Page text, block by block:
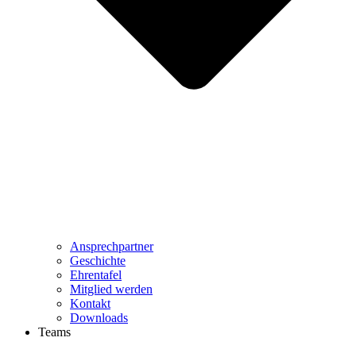
Ansprechpartner
Geschichte
Ehrentafel
Mitglied werden
Kontakt
Downloads
Teams